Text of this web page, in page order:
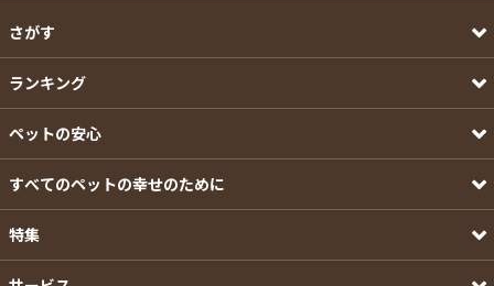
さがす
ランキング
ペットの安心
すべてのペットの幸せのために
特集